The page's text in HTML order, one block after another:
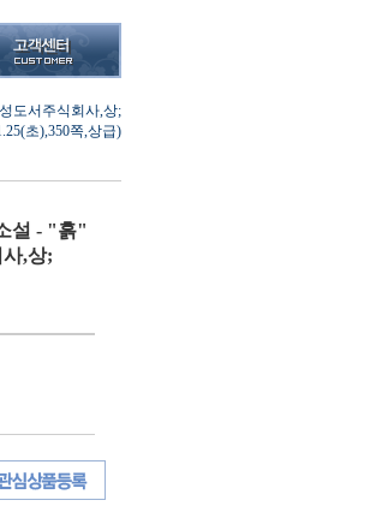
도서주식회사,상;
초),350쪽,상급)
설 - "흙"
,상;